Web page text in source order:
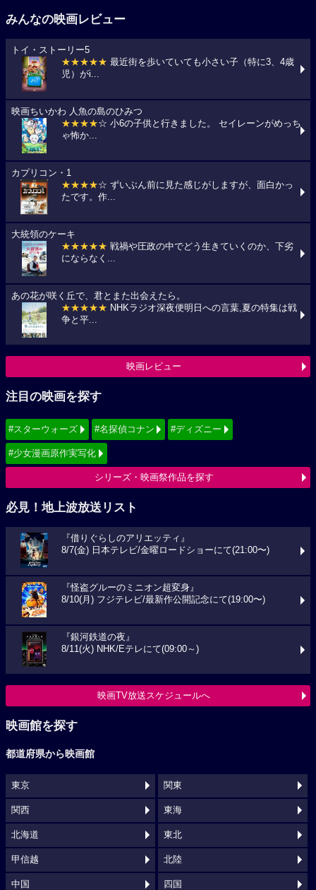
みんなの映画レビュー
トイ・ストーリー5
★★★★★ 最近街を歩いていても小さい子（特に3、4歳
児）がi...
映画ちいかわ 人魚の島のひみつ
★★★★☆ 小6の子供と行きました。 セイレーンがめっち
ゃ怖か...
カプリコン・1
★★★★☆ ずいぶん前に見た感じがしますが、面白かっ
たです。作...
大統領のケーキ
★★★★★ 戦禍や圧政の中でどう生きていくのか、下劣
にならなく...
あの花が咲く丘で、君とまた出会えたら。
★★★★★ NHKラジオ深夜便明日への言葉,夏の特集は戦
争と平...
映画レビュー
注目の映画を探す
#スターウォーズ #名探偵コナン #ディズニー
#少女漫画原作実写化
シリーズ・映画祭作品を探す
必見！地上波放送リスト
『借りぐらしのアリエッティ』
8/7(金) 日本テレビ/金曜ロードショーにて(21:00〜)
『怪盗グルーのミニオン超変身』
8/10(月) フジテレビ/最新作公開記念にて(19:00〜)
『銀河鉄道の夜』
8/11(火) NHK/Eテレにて(09:00～)
映画TV放送スケジュールへ
映画館を探す
都道府県から映画館
東京 関東
関西 東海
北海道 東北
甲信越 北陸
中国 四国